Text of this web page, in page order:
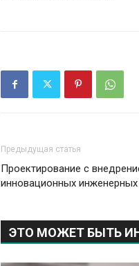
Предыдущая статья
Проектирование с
инновационных
ЭТО МОЖЕТ БЫТЬ